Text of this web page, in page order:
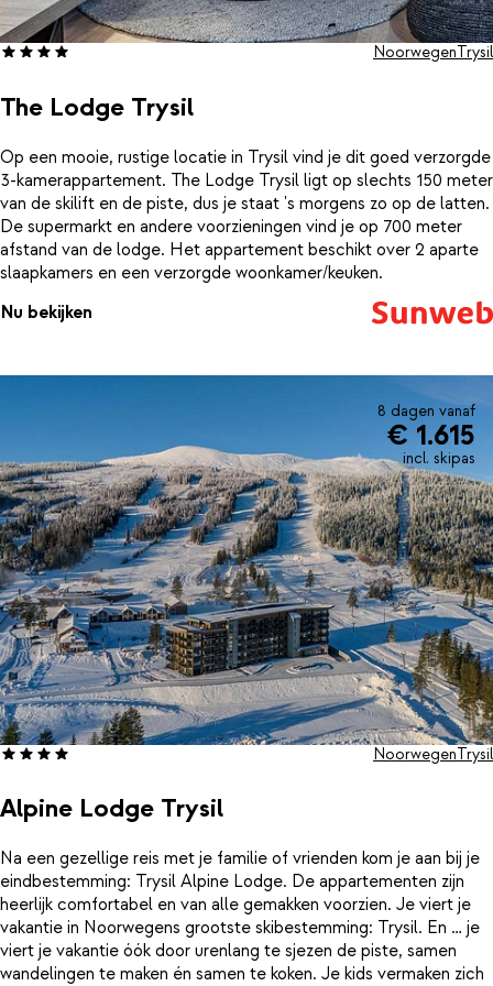
The Lodge Trysil
Noorwegen Trysil
Op een mooie, rustige locatie in Trysil vind je dit goed verzorgde
3-kamerappartement. The Lodge Trysil ligt op slechts 150 meter
van de skilift en de piste, dus je staat 's morgens zo op de latten.
De supermarkt en andere voorzieningen vind je op 700 meter
afstand van de lodge. Het appartement beschikt over 2 aparte
slaapkamers en een verzorgde woonkamer/keuken.
Nu bekijken
8 dagen vanaf
€ 1.615
incl. skipas
Alpine Lodge Trysil
NoorwegenTrysil
Na een gezellige reis met je familie of vrienden kom je aan bij je
eindbestemming: Trysil Alpine Lodge. De appartementen zijn
heerlijk comfortabel en van alle gemakken voorzien. Je viert je
vakantie in Noorwegens grootste skibestemming: Trysil. En … je
viert je vakantie óók door urenlang te sjezen de piste, samen
wandelingen te maken én samen te koken. Je kids vermaken zich